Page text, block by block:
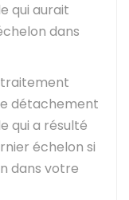
qui aurait
dans
détachement
qui a résulté
échelon si
dans votre